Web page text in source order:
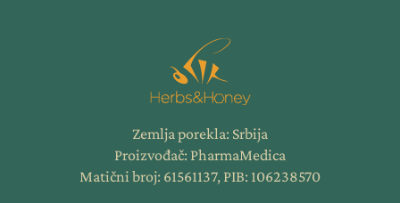
Zemlja porekla: Srbija
Proizvođač: PharmaMedica
Matični broj: 61561137, PIB: 106238570